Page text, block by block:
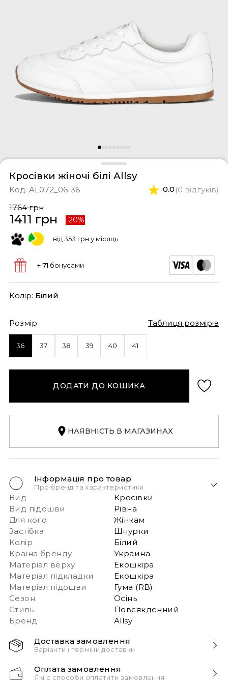
костюми
Кросівки жіночі білі Allsy
Код: AL072_06-36 0.0 (0 відгуків)
1764 грн
1411 грн -20%
від 353 грн у місяць
+ 71 бонусами
Колір: Білий
Розмір Таблиця розмірів
36 37 38 39 40 41
ДОДАТИ ДО КОШИКА
НАЯВНІСТЬ В МАГАЗИНАХ
Інформація про товар
Про бренд та характеристики
Вид
Кросівки
Вид підошви
Рівна
Для кого
Жінкам
Застібка
Шнурки
Колір
Білий
Країна бренду
Украина
Матеріал верху
Екошкіра
Матеріал підкладки
Екошкіра
Матеріал підошви
Гума (RB)
Сезон
Осінь
Стиль
Повсякденний
Бренд
Allsy
Доставка замовлення
Варіанти і терміни доставки
моменту замовлення!
Оплата замовлення
Які є способи оплатити замовлення